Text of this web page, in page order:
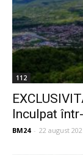
112
Inculpat
BM24 - 22 august